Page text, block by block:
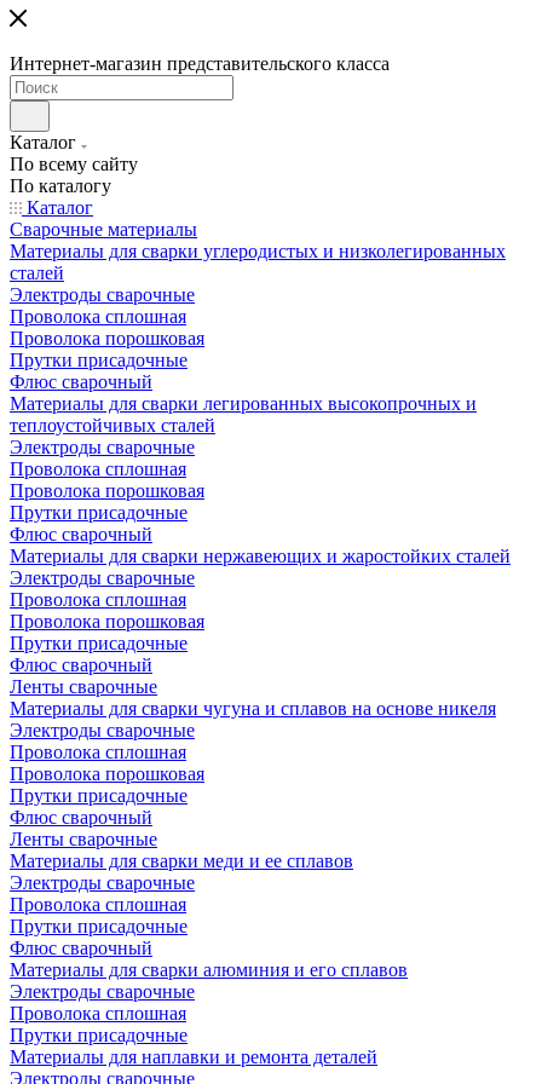
Интернет-магазин представительского класса
Каталог
По всему сайту
По каталогу
Каталог
Сварочные материалы
Материалы для сварки углеродистых и низколегированных
сталей
Электроды сварочные
Проволока сплошная
Проволока порошковая
Прутки присадочные
Флюс сварочный
Материалы для сварки легированных высокопрочных и
теплоустойчивых сталей
Электроды сварочные
Проволока сплошная
Проволока порошковая
Прутки присадочные
Флюс сварочный
Материалы для сварки нержавеющих и жаростойких сталей
Электроды сварочные
Проволока сплошная
Проволока порошковая
Прутки присадочные
Флюс сварочный
Ленты сварочные
Материалы для сварки чугуна и сплавов на основе никеля
Электроды сварочные
Проволока сплошная
Проволока порошковая
Прутки присадочные
Флюс сварочный
Ленты сварочные
Материалы для сварки меди и ее сплавов
Электроды сварочные
Проволока сплошная
Прутки присадочные
Флюс сварочный
Материалы для сварки алюминия и его сплавов
Электроды сварочные
Проволока сплошная
Прутки присадочные
Материалы для наплавки и ремонта деталей
Электроды сварочные